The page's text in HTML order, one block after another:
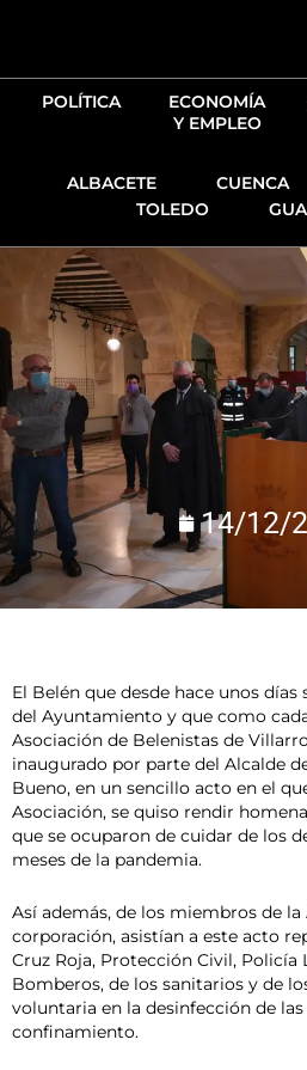
POLÍTICA
ECONOMÍA
Y EMPLEO
ALBACETE CUENCA
TOLEDO
14/12/
El Belén que desde hace unos días
del Ayuntamiento y que como
Asociación de Belenistas de
inaugurado por parte del Alcalde
Bueno, en un sencillo acto en el
Asociación, se quiso rendir
que se ocuparon de cuidar de los
meses de la pandemia.
Así además, de los miembros de la
corporación, asistían a este acto
Cruz Roja, Protección Civil, Policía
Bomberos, de los sanitarios y de
voluntaria en la desinfección de
confinamiento.